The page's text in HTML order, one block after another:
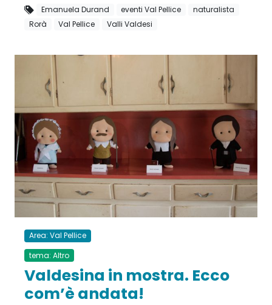
Emanuela Durand eventi Val Pellice
naturalista
Rorà
Val Pellice Valli Valdesi
Area: Val Pellice
tema: Altro
Valdesina in mostra. Ecco
com’è andata!